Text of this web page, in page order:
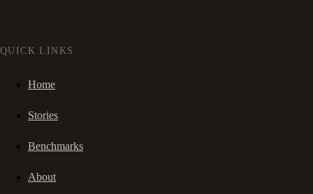
QUICK LINKS
Home
Stories
Benchmarks
About